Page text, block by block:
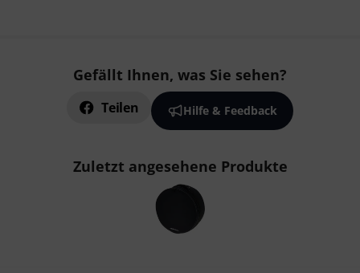
Gefällt Ihnen, was Sie sehen?
Teilen Hilfe & Feedback
Zuletzt angesehene Produkte